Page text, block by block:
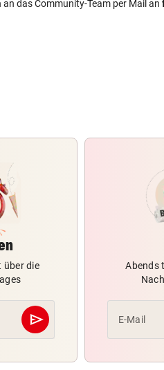
an das Community-Team per Mail an
über die
send
Abschicken
Abends
E-Mail